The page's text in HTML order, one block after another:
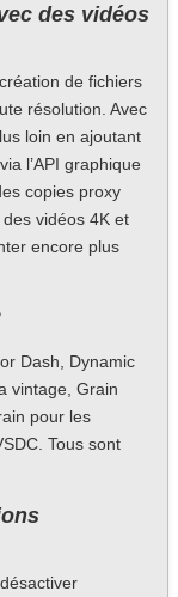
des vidéos
de fichiers
résolution. Avec
loin en ajoutant
l’API graphique
copies proxy
vidéos 4K et
encore plus
Dash, Dynamic
vintage, Grain
pour les
Tous sont